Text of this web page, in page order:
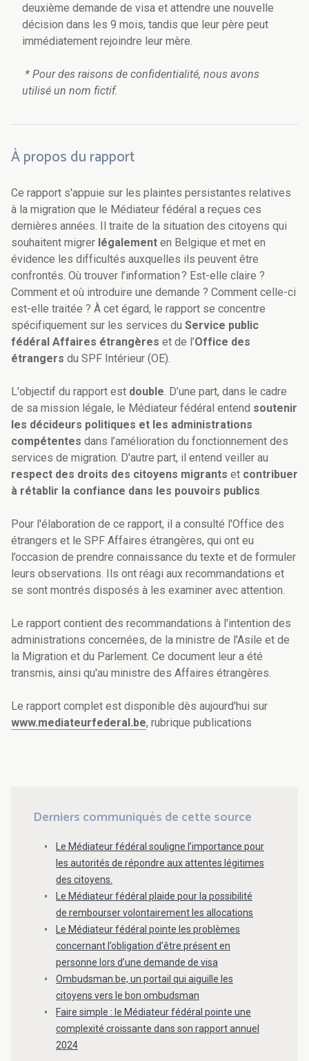
deuxième demande de visa et attendre une nouvelle
décision dans les 9 mois, tandis que leur père peut
immédiatement rejoindre leur mère.
* Pour des raisons de confidentialité, nous avons
utilisé un nom fictif.
À propos du rapport
Ce rapport s'appuie sur les plaintes persistantes relatives
à la migration que le Médiateur fédéral a reçues ces
dernières années. Il traite de la situation des citoyens qui
souhaitent migrer légalement en Belgique et met en
évidence les difficultés auxquelles ils peuvent être
confrontés. Où trouver l’information ? Est-elle claire ?
Comment et où introduire une demande ? Comment celle-ci
est-elle traitée ? À cet égard, le rapport se concentre
spécifiquement sur les services du Service public
fédéral Affaires étrangères et de l’Office des
étrangers du SPF Intérieur (OE).
L'objectif du rapport est double. D’une part, dans le cadre
de sa mission légale, le Médiateur fédéral entend soutenir
les décideurs politiques et les administrations
compétentes dans l’amélioration du fonctionnement des
services de migration. D'autre part, il entend veiller au
respect des droits des citoyens migrants et contribuer
à rétablir la confiance dans les pouvoirs publics.
Pour l'élaboration de ce rapport, il a consulté l'Office des
étrangers et le SPF Affaires étrangères, qui ont eu
l’occasion de prendre connaissance du texte et de formuler
leurs observations. Ils ont réagi aux recommandations et
se sont montrés disposés à les examiner avec attention.
Le rapport contient des recommandations à l'intention des
administrations concernées, de la ministre de l'Asile et de
la Migration et du Parlement. Ce document leur a été
transmis, ainsi qu'au ministre des Affaires étrangères.
Le rapport complet est disponible dès aujourd'hui sur
www.mediateurfederal.be, rubrique publications
Derniers communiqués de cette source
Le Médiateur fédéral souligne l’importance pour
les autorités de répondre aux attentes légitimes
des citoyens.
Le Médiateur fédéral plaide pour la possibilité
de rembourser volontairement les allocations
Le Médiateur fédéral pointe les problèmes
concernant l’obligation d’être présent en
personne lors d’une demande de visa
Ombudsman.be, un portail qui aiguille les
citoyens vers le bon ombudsman
Faire simple : le Médiateur fédéral pointe une
complexité croissante dans son rapport annuel
2024